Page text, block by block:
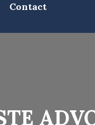
Contact